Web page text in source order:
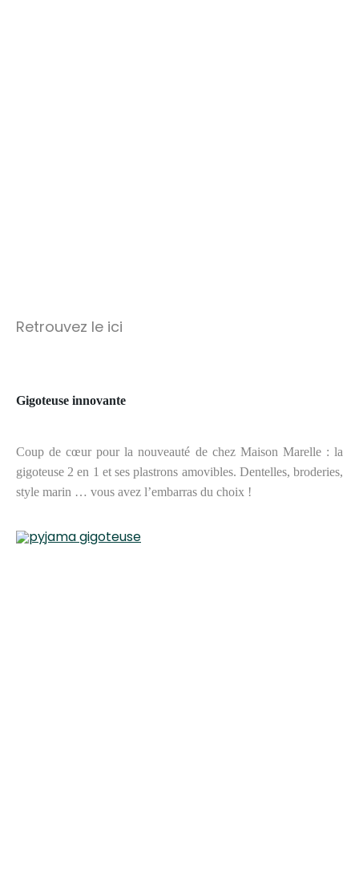
Retrouvez le ici
Gigoteuse innovante
Coup de cœur pour la nouveauté de chez Maison Marelle : la
gigoteuse 2 en 1 et ses plastrons amovibles. Dentelles, broderies,
style marin … vous avez l’embarras du choix !